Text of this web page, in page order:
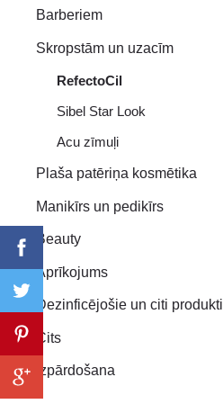
Barberiem
Skropstām un uzacīm
RefectoCil
Sibel Star Look
Acu zīmuļi
Plaša patēriņa kosmētika
Manikīrs un pedikīrs
Beauty
Aprīkojums
Dezinficējošie un citi produkti
Cits
Izpārdošana